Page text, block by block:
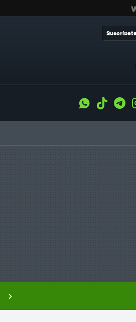
WhatsApp
Tiktok